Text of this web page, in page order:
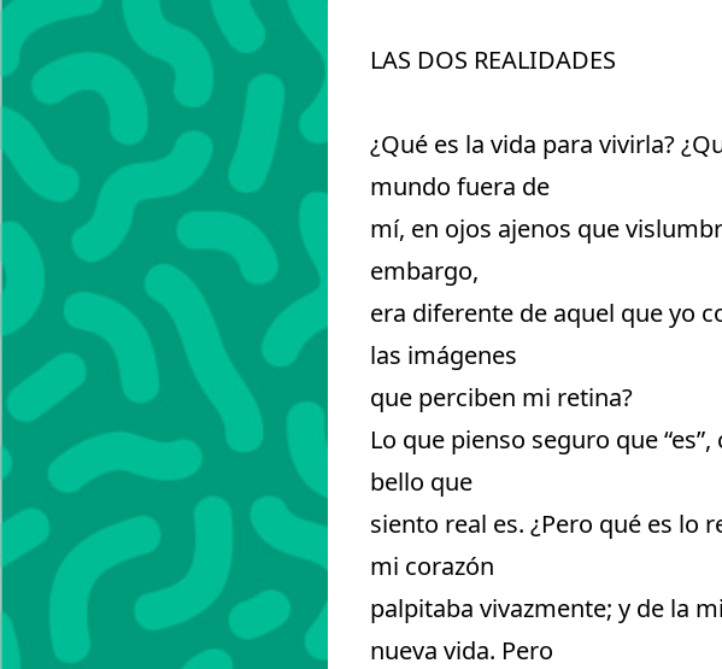
LAS DOS REALIDADES
¿Qué es la vida para vivirla?
mundo fuera de
mí, en ojos ajenos que
embargo,
era diferente de aquel que yo
las imágenes
que perciben mi retina?
Lo que pienso seguro que
bello que
siento real es. ¿Pero qué es lo
mi corazón
palpitaba vivazmente; y de la
nueva vida. Pero